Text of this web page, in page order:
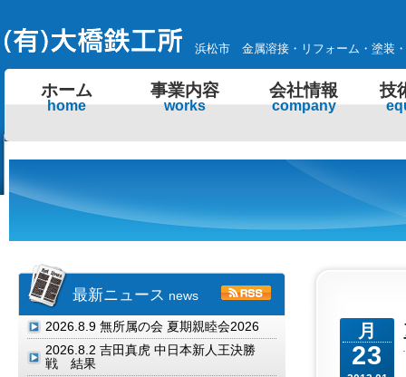
浜松市 金属溶接・リフォーム・塗装
ホーム
home
事業内容
works
会社情報
company
技
月
23
最新ニュース news
2026.8.9 無所属の会 夏期親睦会2026
2026.8.2 吉田真虎 中日本新人王決勝
戦 結果